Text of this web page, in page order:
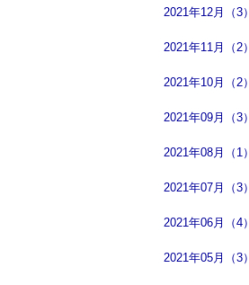
2021年12月（3）
2021年11月（2）
2021年10月（2）
2021年09月（3）
2021年08月（1）
2021年07月（3）
2021年06月（4）
2021年05月（3）